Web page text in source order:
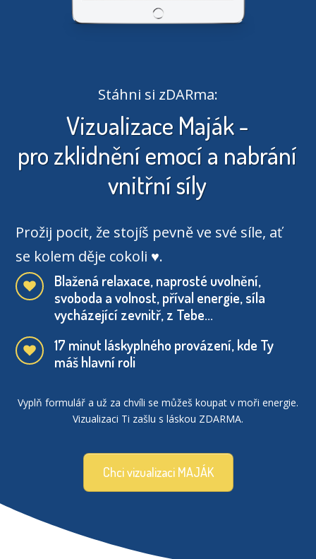
Stáhni si zDARma:
Vizualizace Maják -
pro zklidnění emocí a nabrání
vnitřní síly
Prožij pocit, že stojíš pevně ve své síle, ať
se kolem děje cokoli ♥.
Blažená relaxace, naprosté uvolnění,
svoboda a volnost, příval energie, síla
vycházející zevnitř, z Tebe...
17 minut láskyplného provázení, kde Ty
máš hlavní roli
Vyplň formulář a už za chvíli se můžeš koupat v moři energie.
Vizualizaci Ti zašlu s láskou ZDARMA.
Chci vizualizaci MAJÁK